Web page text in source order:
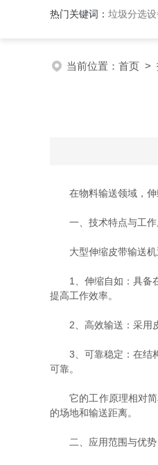
热门关键词： 垃圾分选
当前位置： 首页 >
在物料输送领域，伸缩
一、技术特点与工作
大型伸缩皮带输送机
1、伸缩自如：具备在
提高工作效率。
2、高效输送：采用皮
3、可靠稳定：在结构
可靠。
它的工作原理相对简
的场地和输送距离。
二、应用范围与优势